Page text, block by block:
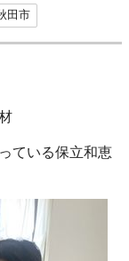
田市
ている保立和恵